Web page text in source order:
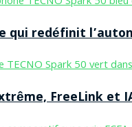
qui redéfinit
FreeLink